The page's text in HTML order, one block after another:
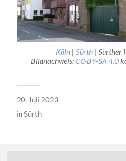
Köln |Sürth | Sürther
Bildnachweis:CC-BY-SA 4.0
20. Juli 2023
inSürth